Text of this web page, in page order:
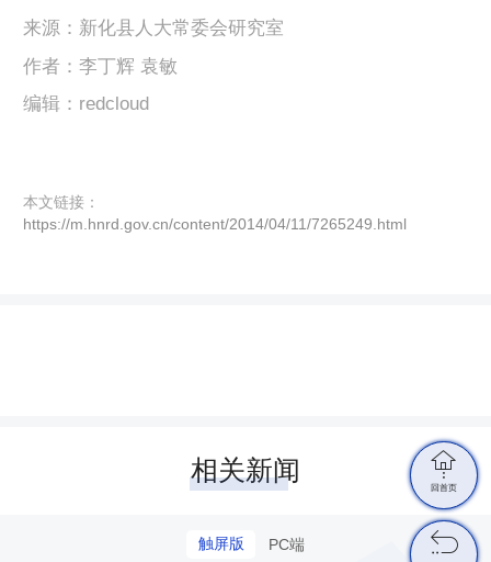
来源：新化县人大常委会研究室
作者：李丁辉 袁敏
编辑：redcloud
本文链接：
https://m.hnrd.gov.cn/content/2014/04/11/7265249.html
相关新闻
触屏版 PC端

回首页
